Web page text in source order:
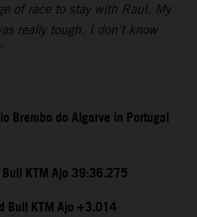
of race to stay with Raul. My
really tough. I don’t know
Brembo do Algarve in Portugal
Bull KTM Ajo 39:36.275
Bull KTM Ajo +3.014